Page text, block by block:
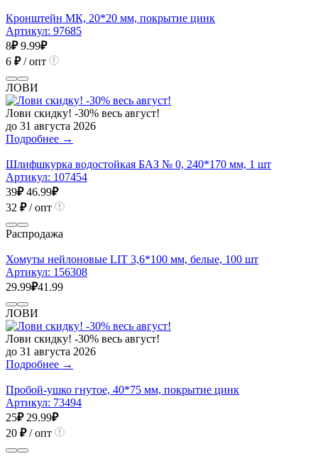
Кронштейн МК, 20*20 мм, покрытие цинк
Артикул: 97685
8₽ 9.99₽
6 ₽/ опт
ЛОВИ
Лови скидку! -30% весь август!
до 31 августа 2026
Подробнее →
Шлифшкурка водостойкая БАЗ № 0, 240*170 мм, 1 шт
Артикул: 107454
39₽ 46.99₽
32 ₽/ опт
Распродажа
Хомуты нейлоновые LIT 3,6*100 мм, белые, 100 шт
Артикул: 156308
29.99₽41.99
ЛОВИ
Лови скидку! -30% весь август!
до 31 августа 2026
Подробнее →
Пробой-ушко гнутое, 40*75 мм, покрытие цинк
Артикул: 73494
25₽ 29.99₽
20 ₽/ опт